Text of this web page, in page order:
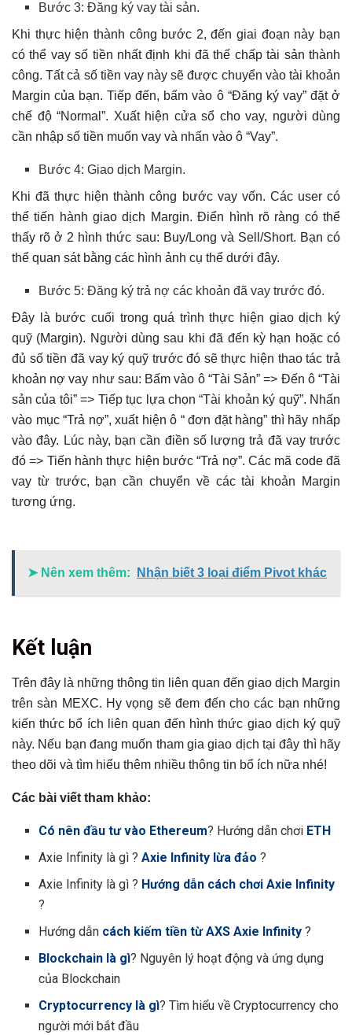
Bước 3: Đăng ký vay tài sản.
Khi thực hiện thành công bước 2, đến giai đoạn này bạn
có thể vay số tiền nhất định khi đã thế chấp tài sản thành
công. Tất cả số tiền vay này sẽ được chuyển vào tài khoản
Margin của bạn. Tiếp đến, bấm vào ô “Đăng ký vay” đặt ở
chế độ “Normal”. Xuất hiện cửa sổ cho vay, người dùng
cần nhập số tiền muốn vay và nhấn vào ô “Vay”.
Bước 4: Giao dịch Margin.
Khi đã thực hiện thành công bước vay vốn. Các user có
thể tiến hành giao dịch Margin. Điển hình rõ ràng có thể
thấy rõ ở 2 hình thức sau: Buy/Long và Sell/Short. Bạn có
thể quan sát bằng các hình ảnh cụ thể dưới đây.
Bước 5: Đăng ký trả nợ các khoản đã vay trước đó.
Đây là bước cuối trong quá trình thực hiện giao dịch ký
quỹ (Margin). Người dùng sau khi đã đến kỳ hạn hoặc có
đủ số tiền đã vay ký quỹ trước đó sẽ thực hiện thao tác trả
khoản nợ vay như sau: Bấm vào ô “Tài Sản” => Đến ô “Tài
sản của tôi” => Tiếp tục lựa chọn “Tài khoản ký quỹ”. Nhấn
vào mục “Trả nợ”, xuất hiện ô “ đơn đặt hàng” thì hãy nhấp
vào đây. Lúc này, bạn cần điền số lượng trả đã vay trước
đó => Tiến hành thực hiện bước “Trả nợ”. Các mã code đã
vay từ trước, bạn cần chuyển về các tài khoản Margin
tương ứng.
➤ Nên xem thêm: Nhận biết 3 loại điểm Pivot khác
Kết luận
Trên đây là những thông tin liên quan đến giao dịch Margin
trên sàn MEXC. Hy vọng sẽ đem đến cho các bạn những
kiến thức bổ ích liên quan đến hình thức giao dịch ký quỹ
này. Nếu bạn đang muốn tham gia giao dịch tại đây thì hãy
theo dõi và tìm hiểu thêm nhiều thông tin bổ ích nữa nhé!
Các bài viết tham khảo:
Có nên đầu tư vào Ethereum? Hướng dẫn chơi ETH
Axie Infinity là gì ?Axie Infinity lừa đảo ?
Axie Infinity là gì ? Hướng dẫn cách chơi Axie Infinity
?
Hướng dẫn cách kiếm tiền từ AXS Axie Infinity ?
Blockchain là gì? Nguyên lý hoạt động và ứng dụng
của Blockchain
Cryptocurrency là gì? Tìm hiểu về Cryptocurrency cho
người mới bắt đầu